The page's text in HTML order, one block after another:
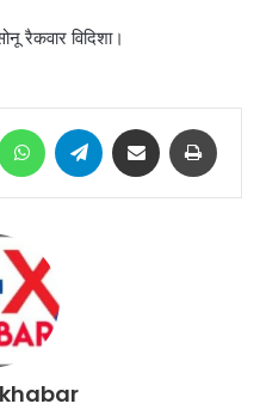
रैकवार विदिशा।
WhatsAppTelegram Share via Email